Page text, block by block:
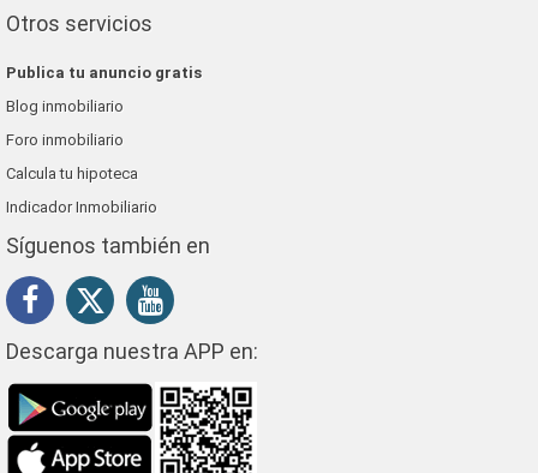
Otros servicios
Publica tu anuncio gratis
Blog inmobiliario
Foro inmobiliario
Calcula tu hipoteca
Indicador Inmobiliario
Síguenos también en
Descarga nuestra APP en: